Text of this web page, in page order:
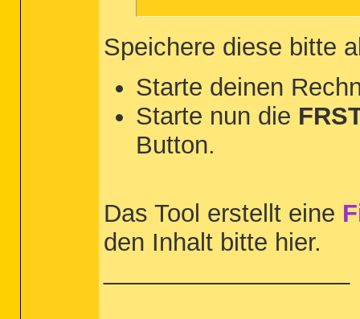
Speichere diese bitte
Starte deinen
Starte nun die
Button.
Das Tool erstellt eine
den Inhalt bitte hier.